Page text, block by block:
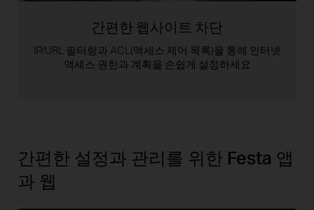
간편한 웹사이트 차단
IP/URL 필터링과 ACL(액세스 제어 목록)을 통해 인터넷
액세스 권한과 계획을 손쉽게 설정하세요
간편한 설정과 관리를 위한 Festa 앱
과 웹